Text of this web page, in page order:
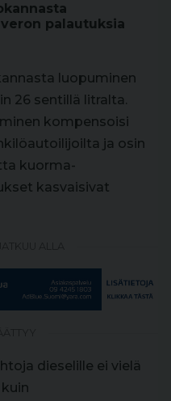
palautuksia
luopuminen
26 sentillä litralta.
kompensoisi
ja osin
kuorma-
kasvaisivat
dieselille ei vielä